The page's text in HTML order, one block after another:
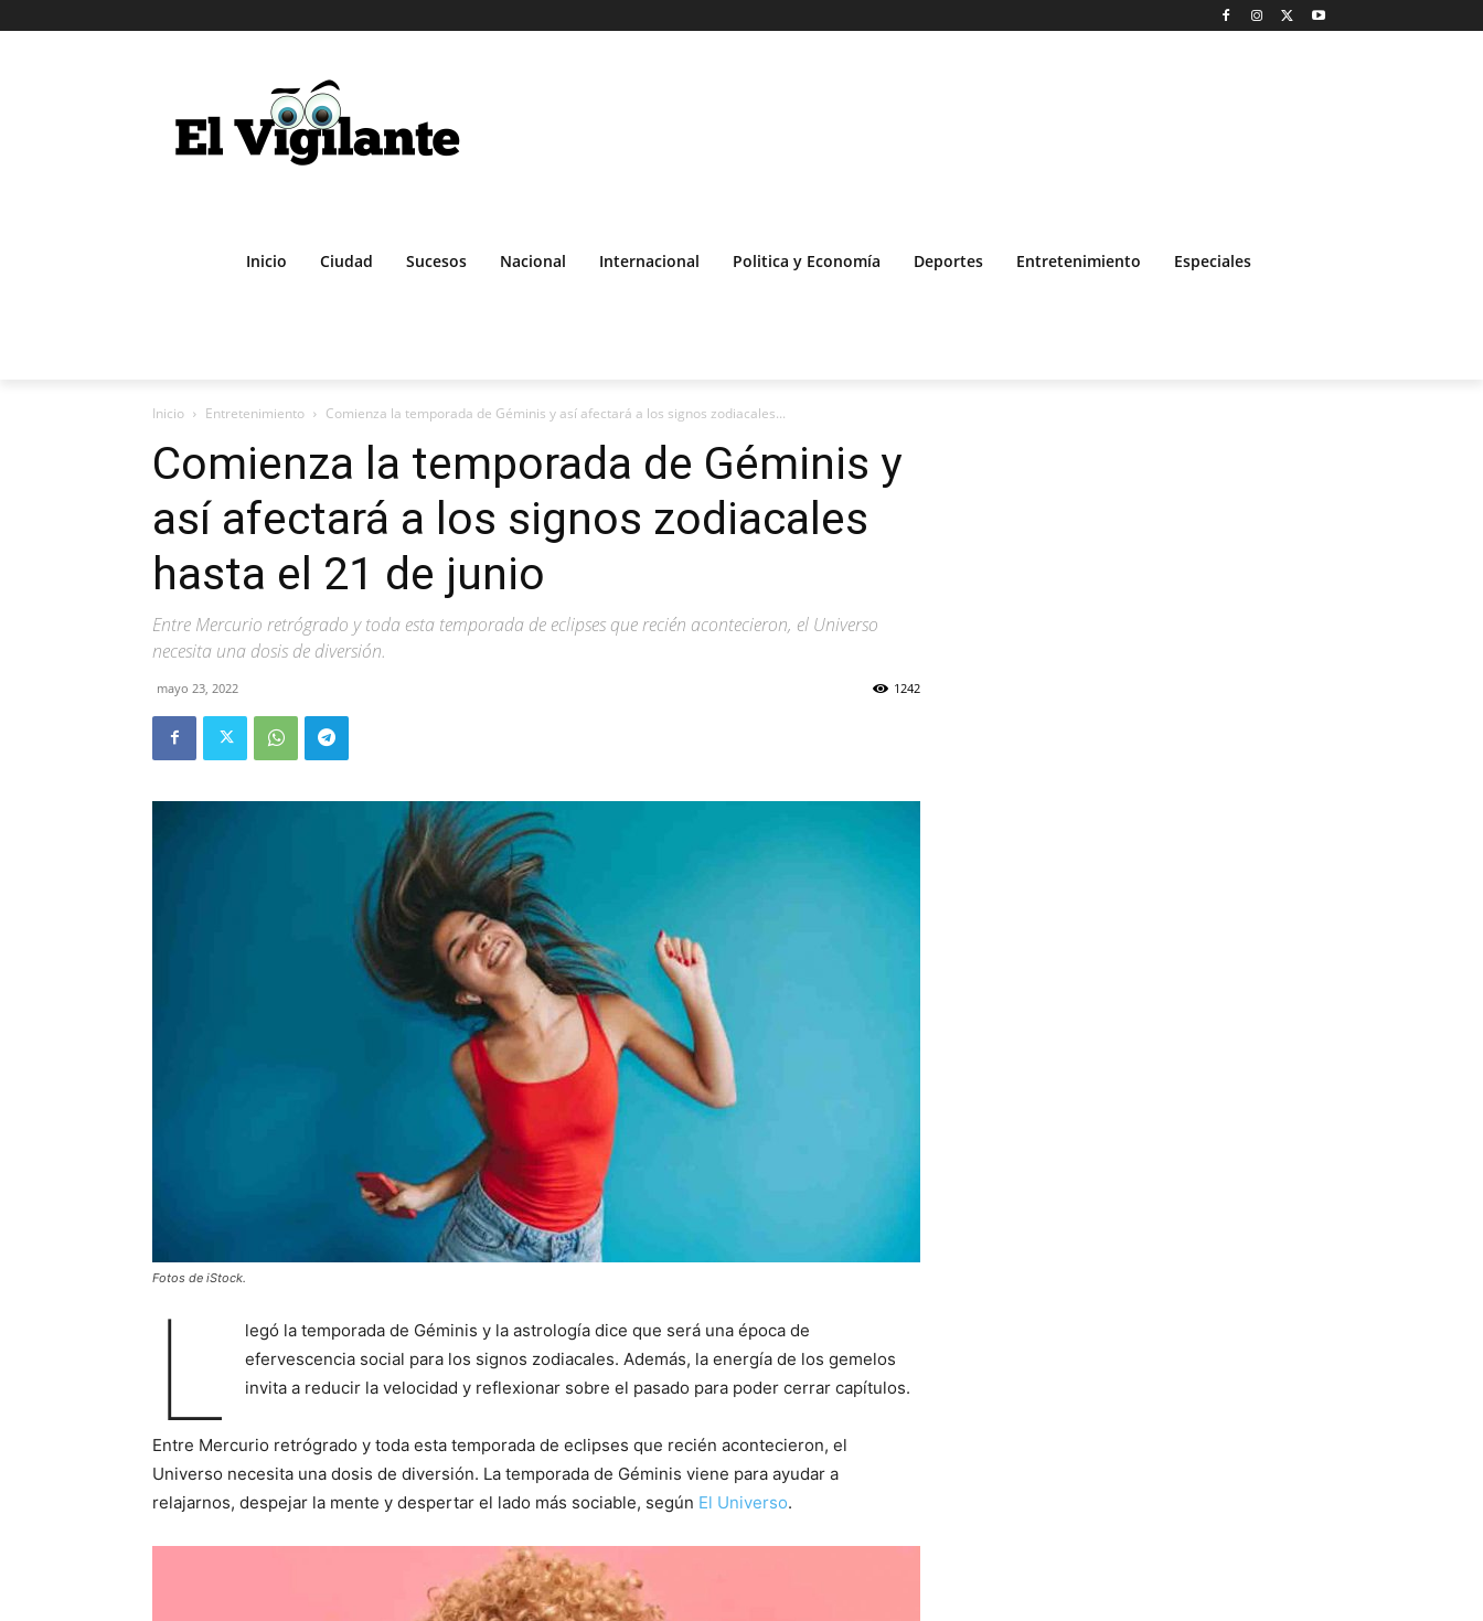
Inicio Ciudad Sucesos Nacional Internacional Politica y Economía Deportes Entretenimiento Especiales
Inicio Entretenimiento Comienza la temporada de Géminis y así afectará a los signos zodiacales...
Comienza la temporada de Géminis y
así afectará a los signos zodiacales
hasta el 21 de junio
Entre Mercurio retrógrado y toda esta temporada de eclipses que recién acontecieron, el Universo
necesita una dosis de diversión.
mayo 23, 2022 1242
Fotos de iStock.
L
legó la temporada de Géminis y la astrología dice que será una época de
efervescencia social para los signos zodiacales. Además, la energía de los gemelos
invita a reducir la velocidad y reflexionar sobre el pasado para poder cerrar capítulos.
Entre Mercurio retrógrado y toda esta temporada de eclipses que recién acontecieron, el
Universo necesita una dosis de diversión. La temporada de Géminis viene para ayudar a
relajarnos, despejar la mente y despertar el lado más sociable, según El Universo.